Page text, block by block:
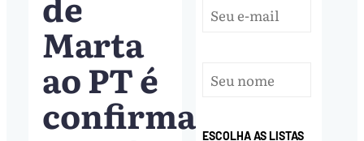
Marta
ao PT é
confirmadaESCOLHA AS LISTAS